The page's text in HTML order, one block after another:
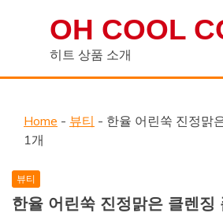
OH COOL
히트 상품 소개
Home - 뷰티 - 한율 어린쑥 진정맑
1개
뷰티
한율 어린쑥 진정맑은 클렌징